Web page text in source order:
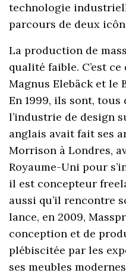
technologie
parcours de deux
La production de
qualité faible. C’est
Magnus Elebäck et le
En 1999, ils sont,
l’industrie de design
anglais avait fait ses
Morrison à Londres,
Royaume-Uni pour
il est concepteur
aussi qu’il rencontre
lance, en 2009,
conception et de
plébiscitée par les
ses meubles